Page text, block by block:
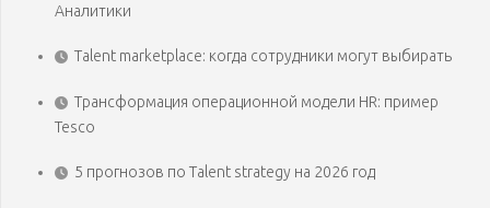
Аналитики
Talent marketplace: когда сотрудники могут выбирать
Трансформация операционной модели HR: пример
Tesco
5 прогнозов по Talent strategy на 2026 год